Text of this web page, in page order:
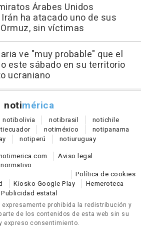
Árabes Unidos
ha atacado uno de sus
sin víctimas
ve "muy probable" que el
este sábado en su territorio
ucraniano
notimérica
notibolivia notibrasil notichile
ecuador notiméxico notipanama
notiperú notiuruguay
Aviso legal
Política de cookies
Kiosko Google Play
Hemeroteca
Publicidad estatal
expresamente prohibida la redistribución y
de los contenidos de esta web sin su
expreso consentimiento.